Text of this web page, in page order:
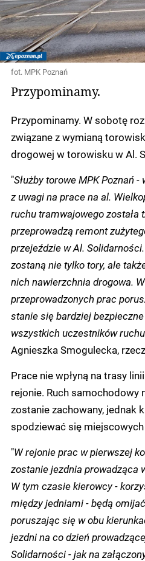
fot. MPK Poznań
Przypominamy.
Przypominamy. W sobotę
związane z wymianą
drogowej w torowisku w Al.
"Służby torowe MPK Poznań
z uwagi na prace na al.
ruchu tramwajowego została
przeprowadzą remont
przejeździe w Al.
zostaną nie tylko tory, ale
nich nawierzchnia drogowa.
przeprowadzonych prac
stanie się bardziej
wszystkich uczestników
Agnieszka Smogulecka,
Prace nie wpłyną na trasy
rejonie. Ruch samochodowy
zostanie zachowany, jednak
spodziewać się
"W rejonie prac w pierwszej
zostanie jezdnia prowadząca
W tym czasie kierowcy -
między jedniami - będą
poruszając się w obu
jezdni na co dzień
Solidarności - jak na